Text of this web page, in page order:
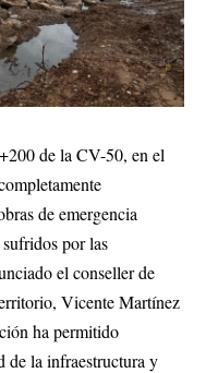
de la CV-50, en el
de emergencia
por las
el conseller de
Vicente Martínez
ha permitido
de la infraestructura y